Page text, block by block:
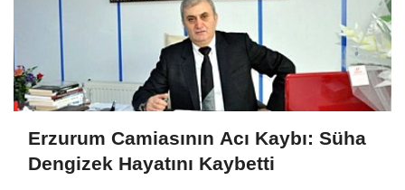
Erzurum Camiasının Acı Kaybı: Süha
Dengizek Hayatını Kaybetti